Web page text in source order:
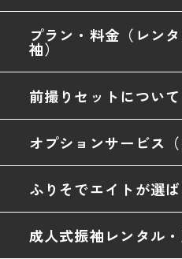
プラン・料金（レン
袖）
前撮りセットについて
オプションサービス（
ふりそでエイトが選
成人式振袖レンタル